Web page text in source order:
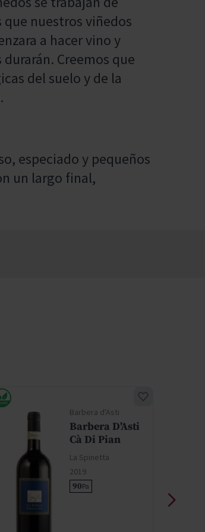
nuestros viñedos
a hacer vino y
Creemos que
del suelo y de la
especiado y pequeños
un largo final,
Barbera d'Asti
Barbera D'Asti
Cà Di Pian
La Spinetta
2019
90Pa